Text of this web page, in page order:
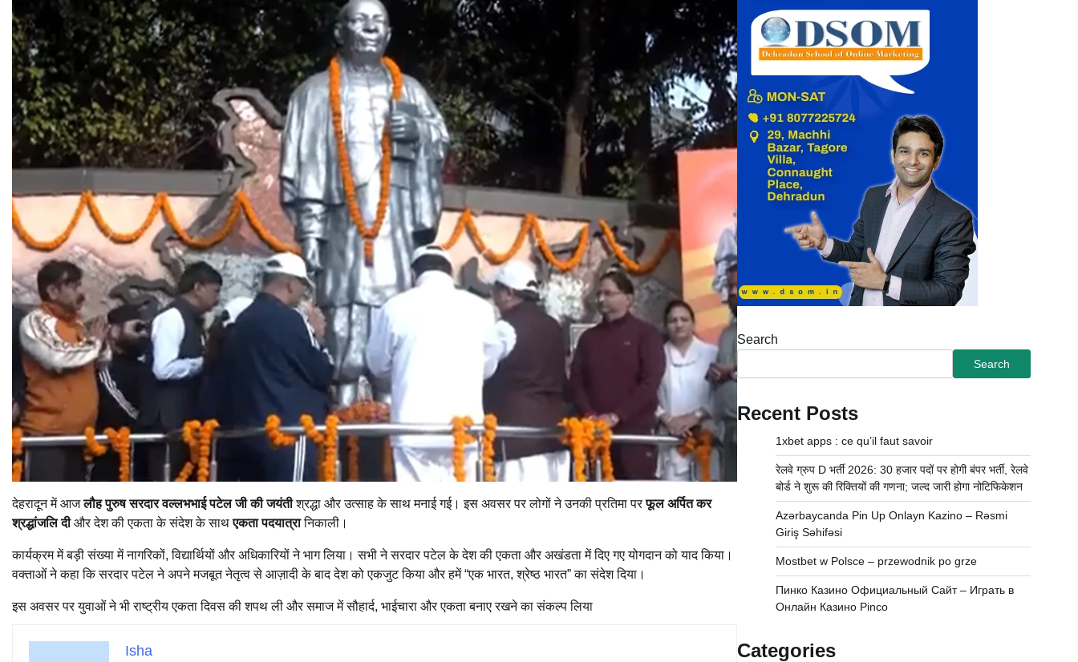
देहरादून में आजलौह पुरुष सरदार वल्लभभाई पटेल जी की जयंतीश्रद्धा और उत्साह के साथ मनाई गई। इस अवसर पर लोगों ने उनकी प्रतिमा परफूल अर्पित कर
श्रद्धांजलि दीऔर देश की एकता के संदेश के साथएकता पदयात्रानिकाली।
कार्यक्रम में बड़ी संख्या में नागरिकों, विद्यार्थियों और अधिकारियों ने भाग लिया। सभी ने सरदार पटेल के देश की एकता और अखंडता में दिए गए योगदान को याद किया।
वक्ताओं ने कहा कि सरदार पटेल ने अपने मजबूत नेतृत्व से आज़ादी के बाद देश को एकजुट किया और हमें “एक भारत, श्रेष्ठ भारत” का संदेश दिया।
इस अवसर पर युवाओं ने भी राष्ट्रीय एकता दिवस की शपथ ली और समाज में सौहार्द, भाईचारा और एकता बनाए रखने का संकल्प लिया
Isha
Search
Search
Recent Posts
1xbet apps : ce qu’il faut savoir
रेलवे ग्रुप D भर्ती 2026: 30 हजार पदों पर होगी बंपर भर्ती, रेलवे
बोर्ड ने शुरू की रिक्तियों की गणना; जल्द जारी होगा नोटिफिकेशन
Azərbaycanda Pin Up Onlayn Kazino – Rəsmi
Giriş Səhifəsi
Mostbet w Polsce – przewodnik po grze
Пинко Казино Официальный Сайт – Играть в
Онлайн Казино Pinco
Categories